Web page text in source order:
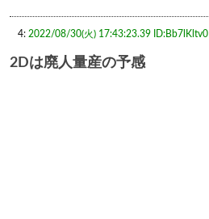
4: 2022/08/30(火) 17:43:23.39 ID:Bb7lKltv0
2Dは廃人量産の予感